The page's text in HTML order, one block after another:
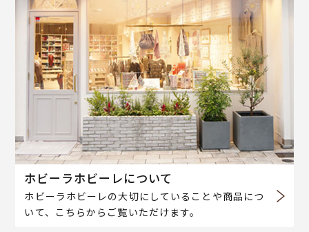
ホビーラホビーレについて
ホビーラホビーレの大切にしていることや商品につ
いて、こちらからご覧いただけます。